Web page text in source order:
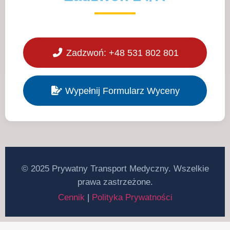
Zadzwoń: +48 531 802 801
Wypełnij Formularz Wyceny
© 2025 Prywatny Transport Medyczny. Wszelkie
prawa zastrzeżone.
Cennik| Polityka Prywatności